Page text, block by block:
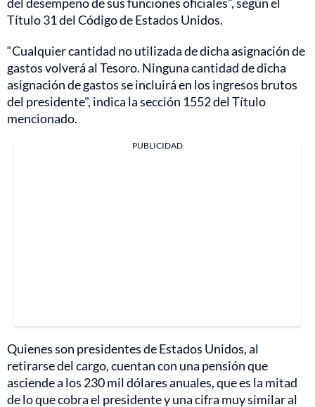
Título 31 del Código de Estados Unidos.
“Cualquier cantidad no utilizada de dicha asignación de
gastos volverá al Tesoro. Ninguna cantidad de dicha
asignación de gastos se incluirá en los ingresos brutos
del presidente", indica la sección 1552 del Título
mencionado.
PUBLICIDAD
Quienes son presidentes de Estados Unidos, al
retirarse del cargo, cuentan con una pensión que
asciende a los 230 mil dólares anuales, que es la mitad
de lo que cobra el presidente y una cifra muy similar al